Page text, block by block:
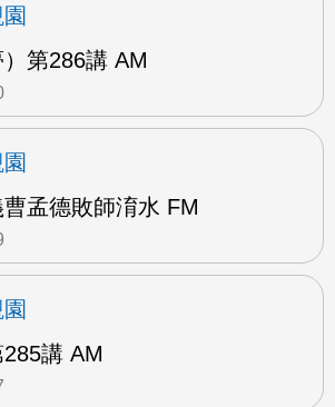
）第286講 AM
孟德敗師淯水 FM
講 AM